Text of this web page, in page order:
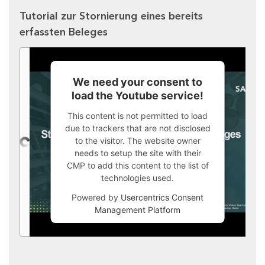
Tutorial zur Stornierung eines bereits
erfassten Beleges
We need your consent to
load the Youtube service!
This content is not permitted to load
due to trackers that are not disclosed
to the visitor. The website owner
needs to setup the site with their
CMP to add this content to the list of
technologies used.
Powered by Usercentrics Consent
Management Platform